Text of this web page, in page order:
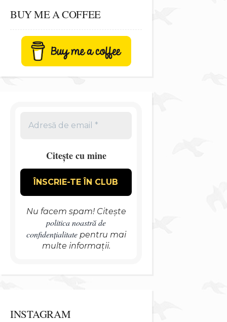
BUY ME A COFFEE
Citește cu mine
Nu facem spam! Citește
politica noastră de
confidențialitatepentru mai
multe informații.
INSTAGRAM